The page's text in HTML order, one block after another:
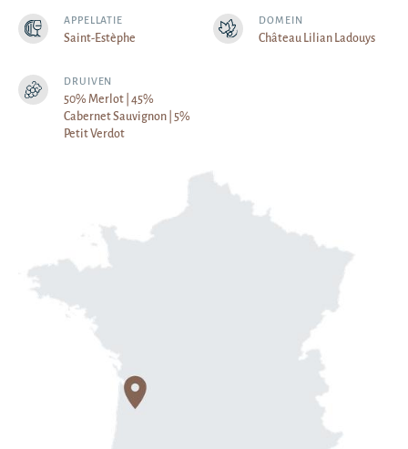
APPELLATIE
Saint-Estèphe
DOMEIN
Château Lilian Ladouys
DRUIVEN
50% Merlot | 45%
Cabernet Sauvignon | 5%
Petit Verdot